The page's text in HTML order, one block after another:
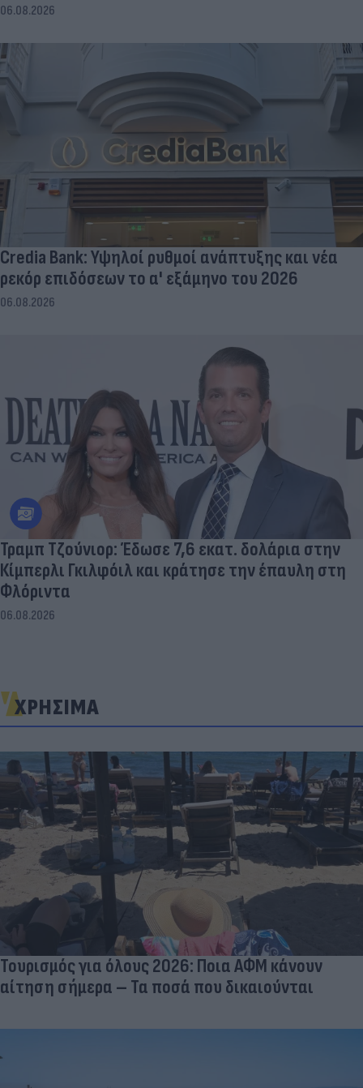
06.08.2026
Credia Bank: Υψηλοί ρυθμοί ανάπτυξης και νέα
ρεκόρ επιδόσεων το α' εξάμηνο του 2026
06.08.2026
Τραμπ Τζούνιορ: Έδωσε 7,6 εκατ. δολάρια στην
Κίμπερλι Γκιλφόιλ και κράτησε την έπαυλη στη
Φλόριντα
06.08.2026
ΧΡΗΣΙΜΑ
Τουρισμός για όλους 2026: Ποια ΑΦΜ κάνουν
αίτηση σήμερα – Τα ποσά που δικαιούνται